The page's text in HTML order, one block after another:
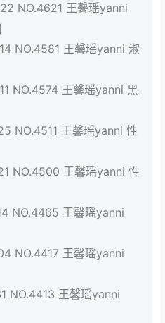
NO.4621 王馨瑶yanni
NO.4581 王馨瑶yanni 淑
NO.4574 王馨瑶yanni 黑
NO.4511 王馨瑶yanni 性
NO.4500 王馨瑶yanni 性
NO.4465 王馨瑶yanni
NO.4417 王馨瑶yanni
NO.4413 王馨瑶yanni